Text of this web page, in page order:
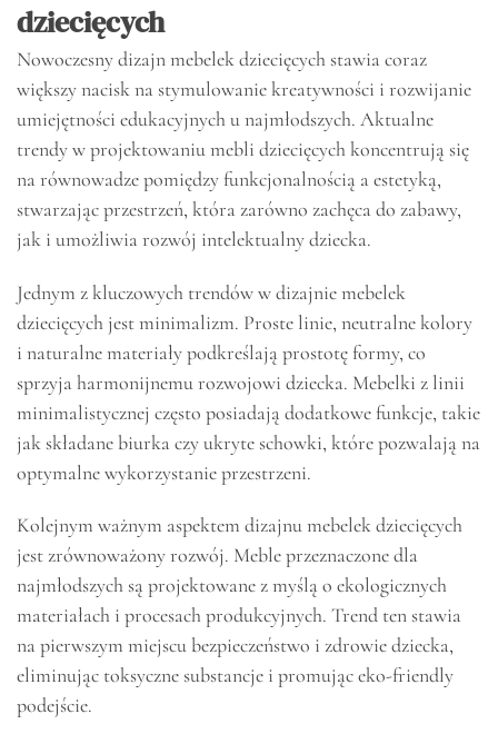
dziecięcych
Nowoczesny dizajn mebelek dziecięcych stawia coraz
większy nacisk na stymulowanie kreatywności i rozwijanie
umiejętności edukacyjnych u najmłodszych. Aktualne
trendy w projektowaniu mebli dziecięcych koncentrują się
na równowadze pomiędzy funkcjonalnością a estetyką,
stwarzając przestrzeń, która zarówno zachęca do zabawy,
jak i umożliwia rozwój intelektualny dziecka.
Jednym z kluczowych trendów w dizajnie mebelek
dziecięcych jest minimalizm. Proste linie, neutralne kolory
i naturalne materiały podkreślają prostotę formy, co
sprzyja harmonijnemu rozwojowi dziecka. Mebelki z linii
minimalistycznej często posiadają dodatkowe funkcje, takie
jak składane biurka czy ukryte schowki, które pozwalają na
optymalne wykorzystanie przestrzeni.
Kolejnym ważnym aspektem dizajnu mebelek dziecięcych
jest zrównoważony rozwój. Meble przeznaczone dla
najmłodszych są projektowane z myślą o ekologicznych
materiałach i procesach produkcyjnych. Trend ten stawia
na pierwszym miejscu bezpieczeństwo i zdrowie dziecka,
eliminując toksyczne substancje i promując eko-friendly
podejście.